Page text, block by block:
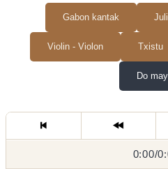
Gabon kantak
Violin - Violon Txistu
Do
0:00/
0:00/